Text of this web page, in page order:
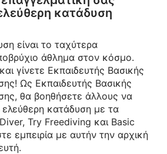
κατάδυση
είναι το ταχύτερα
άθλημα στον κόσμο.
γίνετε Εκπαιδευτής Βασικής
Ως Εκπαιδευτής Βασικής
θα βοηθήσετε άλλους να
κατάδυση με τα
Try Freediving και Basic
εμπειρία με αυτήν την αρχική